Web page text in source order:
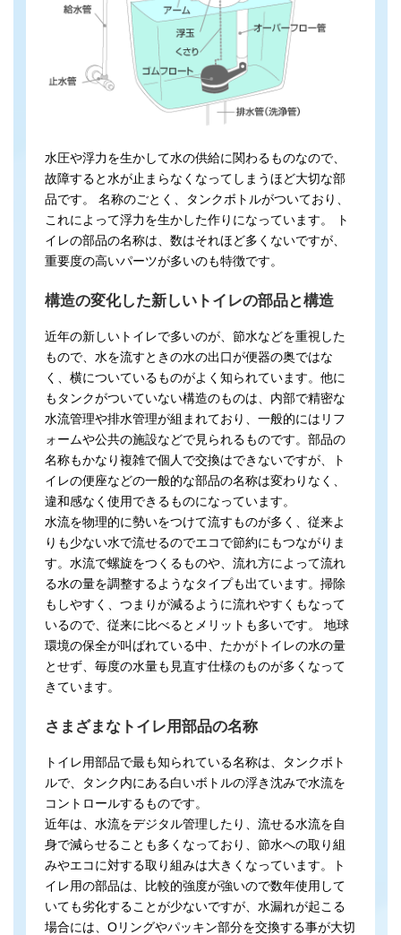
水圧や浮力を生かして水の供給に関わるものなので、
故障すると水が止まらなくなってしまうほど大切な部
品です。 名称のごとく、タンクボトルがついており、
これによって浮力を生かした作りになっています。 ト
イレの部品の名称は、数はそれほど多くないですが、
重要度の高いパーツが多いのも特徴です。
構造の変化した新しいトイレの部品と構造
近年の新しいトイレで多いのが、節水などを重視した
もので、水を流すときの水の出口が便器の奥ではな
く、横についているものがよく知られています。他に
もタンクがついていない構造のものは、内部で精密な
水流管理や排水管理が組まれており、一般的にはリフ
ォームや公共の施設などで見られるものです。部品の
名称もかなり複雑で個人で交換はできないですが、ト
イレの便座などの一般的な部品の名称は変わりなく、
違和感なく使用できるものになっています。
水流を物理的に勢いをつけて流すものが多く、従来よ
りも少ない水で流せるのでエコで節約にもつながりま
す。水流で螺旋をつくるものや、流れ方によって流れ
る水の量を調整するようなタイプも出ています。掃除
もしやすく、つまりが減るように流れやすくもなって
いるので、従来に比べるとメリットも多いです。 地球
環境の保全が叫ばれている中、たかがトイレの水の量
とせず、毎度の水量も見直す仕様のものが多くなって
きています。
さまざまなトイレ用部品の名称
トイレ用部品で最も知られている名称は、タンクボト
ルで、タンク内にある白いボトルの浮き沈みで水流を
コントロールするものです。
近年は、水流をデジタル管理したり、流せる水流を自
身で減らせることも多くなっており、節水への取り組
みやエコに対する取り組みは大きくなっています。ト
イレ用の部品は、比較的強度が強いので数年使用して
いても劣化することが少ないですが、水漏れが起こる
場合には、Oリングやパッキン部分を交換する事が大切